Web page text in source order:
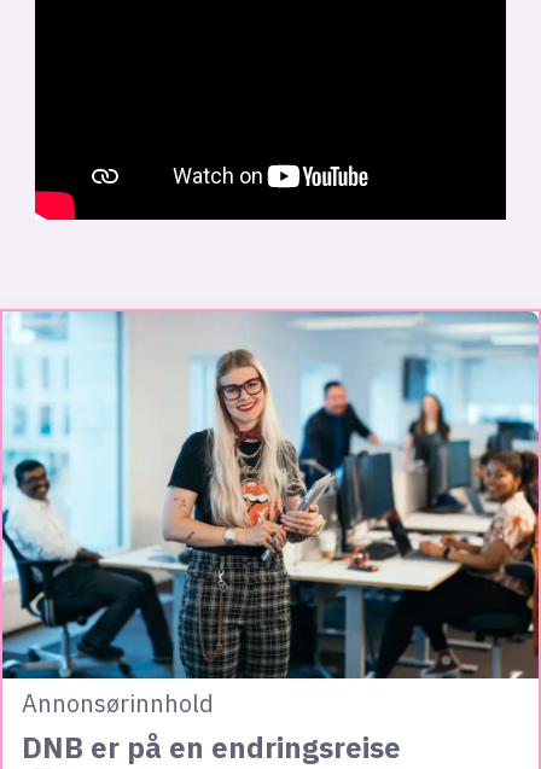
Annonsørinnhold
DNB er på en endringsreise